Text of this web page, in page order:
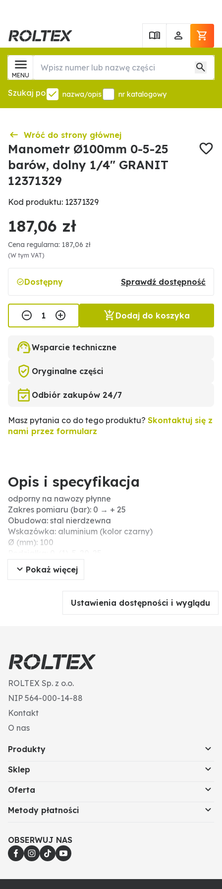
MENU
Szukaj po nazwa/opis nr katalogowy
Wróć do strony głównej
Manometr Ø100mm 0-5-25
barów, dolny 1/4" GRANIT
12371329
Kod produktu: 12371329
187,06 zł
Cena regularna: 187,06 zł
(W tym VAT)
Dostępny Sprawdź dostępność
Dodaj do koszyka
Wsparcie techniczne
Oryginalne części
Odbiór zakupów 24/7
Masz pytania co do tego produktu? Skontaktuj się z
nami przez formularz
Opis i specyfikacja
odporny na nawozy płynne
Zakres pomiaru (bar): 0 → + 25
Obudowa: stal nierdzewna
Wskazówka: aluminium (kolor czarny)
Ø (mm): 100
Gwint przyłączeniowy: stal nierdzewna
Oprawa: wielobarwny
Wypełnienie gliceryną: tak
Czerwony wskaźnik: nie
Przyłącze: 1/4" na dole
Pokaż więcej
Ustawienia dostępności i wyglądu
ROLTEX Sp. z o.o.
NIP 564-000-14-88
Kontakt
O nas
Produkty
Sklep
Oferta
Metody płatności
OBSERWUJ NAS